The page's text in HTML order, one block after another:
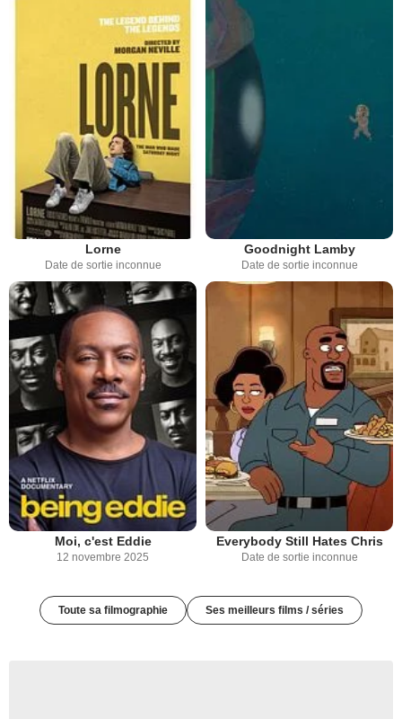
Lorne
Date de sortie inconnue
Goodnight Lamby
Date de sortie inconnue
Moi, c'est Eddie
12 novembre 2025
Everybody Still Hates Chris
Date de sortie inconnue
Toute sa filmographie Ses meilleurs films / séries